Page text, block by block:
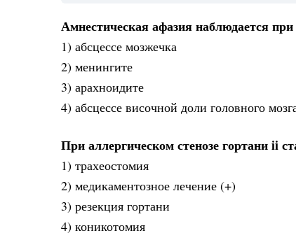
Амнестическая афазия наблюдается при
1) абсцессе мозжечка
2) менингите
3) арахноидите
4) абсцессе височной доли головного
При аллергическом стенозе гортани ii
1) трахеостомия
2) медикаментозное лечение (+)
3) резекция гортани
4) коникотомия